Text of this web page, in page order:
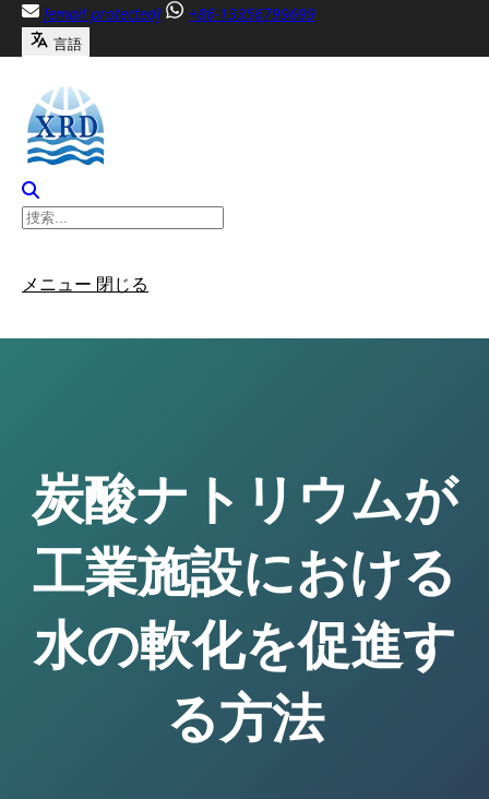
へ
[email protected] +86-13356799699
言語
メニュー 閉じる
炭酸ナトリウムが
工業施設における
水の軟化を促進す
る方法